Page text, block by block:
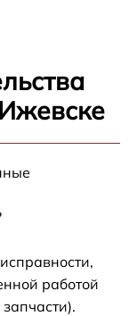
работой